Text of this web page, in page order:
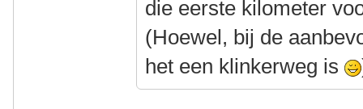
die eerste kilometer
(Hoewel, bij de
het een klinkerweg is